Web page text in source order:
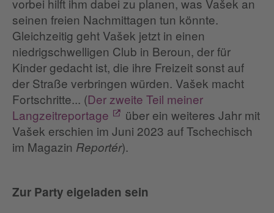
seinen freien Nachmittagen tun könnte.
Gleichzeitig geht Vašek jetzt in einen
niedrigschwelligen Club in Beroun, der für
Kinder gedacht ist, die ihre Freizeit sonst auf
der Straße verbringen würden. Vašek macht
Fortschritte... (Der zweite Teil meiner
Langzeitreportage
über ein weiteres Jahr mit
Vašek erschien im Juni 2023 auf Tschechisch
im Magazin Reportér).
Zur Party eigeladen sein